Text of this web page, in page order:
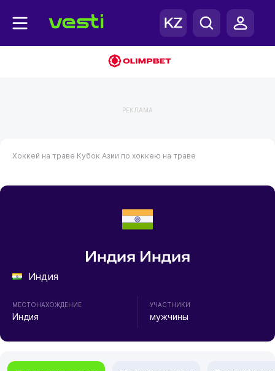
РЕКЛАМА
Хоккей на траве Кубок Азии по хоккею на траве
Индия Индия
Индия
МЕСТОНАХОЖДЕНИЕ
Индия
УЧАСТНИКИ
мужчины